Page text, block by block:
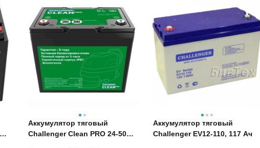
Аккумулятор тяговый
Challenger Clean PRO 24-50
Аккумулятор тяговый
Challenger EV12-110, 117 Ач